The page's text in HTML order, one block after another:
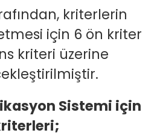
kriterlerin
için 6 ön kriter
kriteri üzerine
Sistemi için